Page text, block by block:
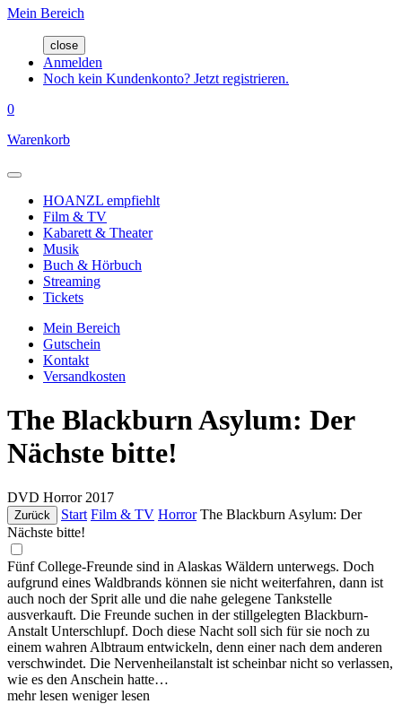
Mein Bereich
close
Anmelden
Noch kein Kundenkonto? Jetzt registrieren.
0
Warenkorb
HOANZL empfiehlt
Film & TV
Kabarett & Theater
Musik
Buch & Hörbuch
Streaming
Tickets
Mein Bereich
Gutschein
Kontakt
Versandkosten
The Blackburn Asylum: Der
Nächste bitte!
DVD Horror 2017
Zurück Start Film & TV Horror The Blackburn Asylum: Der
Nächste bitte!
Fünf College-Freunde sind in Alaskas Wäldern unterwegs. Doch
aufgrund eines Waldbrands können sie nicht weiterfahren, dann ist
auch noch der Sprit alle und die nahe gelegene Tankstelle
ausverkauft. Die Freunde suchen in der stillgelegten Blackburn-
Anstalt Unterschlupf. Doch diese Nacht soll sich für sie noch zu
einem wahren Albtraum entwickeln, denn einer nach dem anderen
verschwindet. Die Nervenheilanstalt ist scheinbar nicht so verlassen,
wie es den Anschein hatte…
mehr lesen weniger lesen